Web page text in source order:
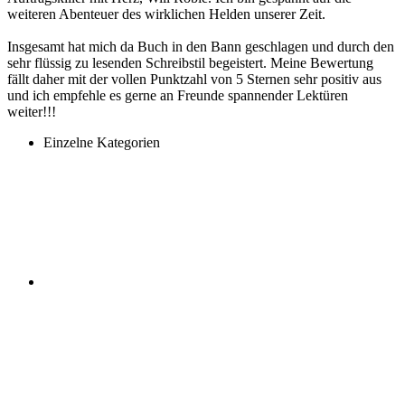
weiteren Abenteuer des wirklichen Helden unserer Zeit.
Insgesamt hat mich da Buch in den Bann geschlagen und durch den
sehr flüssig zu lesenden Schreibstil begeistert. Meine Bewertung
fällt daher mit der vollen Punktzahl von 5 Sternen sehr positiv aus
und ich empfehle es gerne an Freunde spannender Lektüren
weiter!!!
Einzelne Kategorien